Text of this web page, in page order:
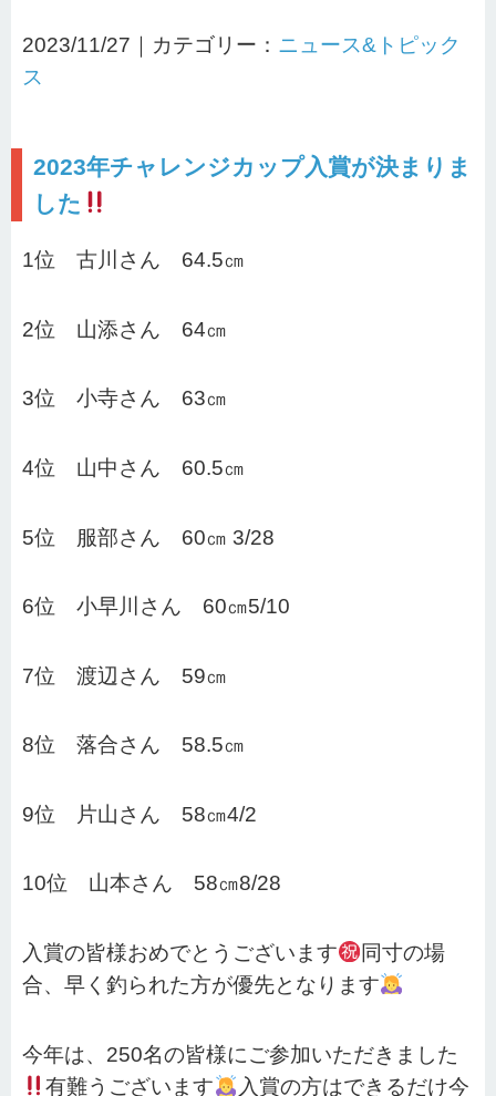
2023/11/27｜カテゴリー： ニュース&トピック
ス
2023年チャレンジカップ入賞が決まりま
した
1位 古川さん 64.5㎝
2位 山添さん 64㎝
3位 小寺さん 63㎝
4位 山中さん 60.5㎝
5位 服部さん 60㎝ 3/28
6位 小早川さん 60㎝5/10
7位 渡辺さん 59㎝
8位 落合さん 58.5㎝
9位 片山さん 58㎝4/2
10位 山本さん 58㎝8/28
入賞の皆様おめでとうございます
同寸の場
合、早く釣られた方が優先となります
今年は、250名の皆様にご参加いただきました
有難うございます
入賞の方はできるだけ今